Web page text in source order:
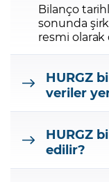
Bilanço
sonunda
resmi
HURGZ
veriler
HURGZ
edilir?